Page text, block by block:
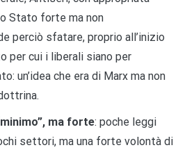
Stato forte ma non
perciò sfatare, proprio all’inizio
per cui i liberali siano per
un’idea che era di Marx ma non
ma forte: poche leggi
settori, ma una forte volontà di